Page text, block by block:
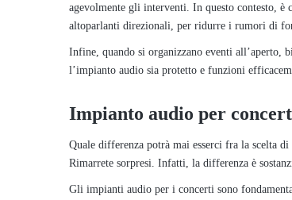
agevolmente gli interventi. In questo contesto,
altoparlanti direzionali, per ridurre i rumori di
Infine, quando si organizzano eventi all’aperto,
l’impianto audio sia protetto e funzioni
Impianto audio per
Quale differenza potrà mai esserci fra la scelta
Rimarrete sorpresi. Infatti, la differenza è
Gli impianti audio per i concerti sono